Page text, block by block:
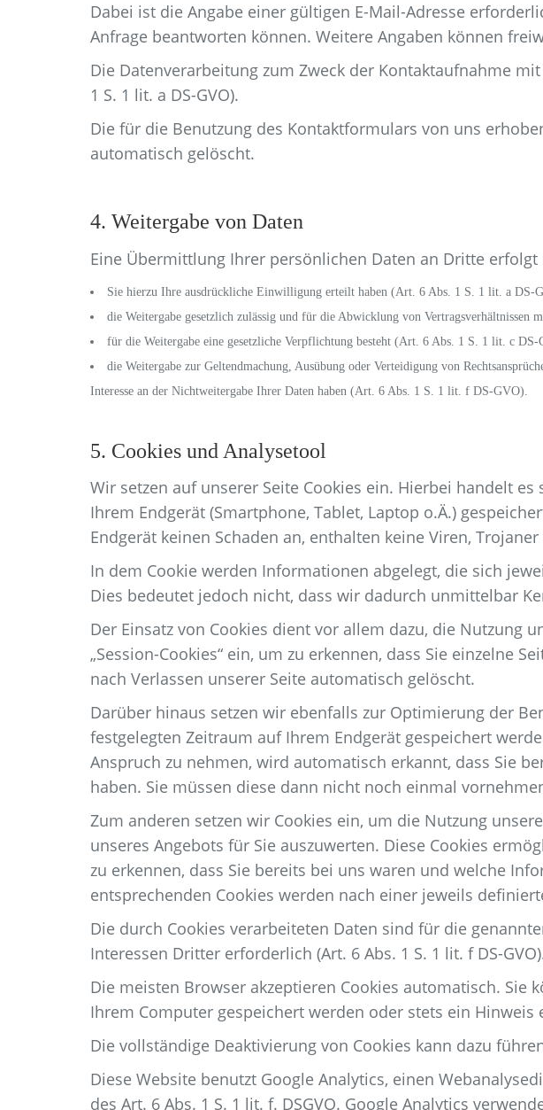
Dabei ist die Angabe einer gültigen E-Mail-Adresse
Anfrage beantworten können. Weitere Angaben können
Die Datenverarbeitung zum Zweck der Kontaktaufnahme
1 S. 1 lit. a DS-GVO).
Die für die Benutzung des Kontaktformulars von uns
automatisch gelöscht.
4. Weitergabe von Daten
Eine Übermittlung Ihrer persönlichen Daten an Dritte erfolgt
Sie hierzu Ihre ausdrückliche Einwilligung erteilt haben (Art. 6 Abs. 1 S. 1 lit. a DS-
die Weitergabe gesetzlich zulässig und für die Abwicklung von
für die Weitergabe eine gesetzliche Verpflichtung besteht (Art. 6 Abs. 1 S. 1 lit. c DS-
die Weitergabe zur Geltendmachung, Ausübung oder Verteidigung von
Interesse an der Nichtweitergabe Ihrer Daten haben (Art. 6 Abs. 1 S. 1 lit. f DS-GVO).
5. Cookies und Analysetool
Wir setzen auf unserer Seite Cookies ein. Hierbei handelt
Ihrem Endgerät (Smartphone, Tablet, Laptop o.Ä.)
Endgerät keinen Schaden an, enthalten keine Viren,
In dem Cookie werden Informationen abgelegt, die sich
Dies bedeutet jedoch nicht, dass wir dadurch unmittelbar
Der Einsatz von Cookies dient vor allem dazu, die Nutzung
„Session-Cookies“ ein, um zu erkennen, dass Sie einzelne
nach Verlassen unserer Seite automatisch gelöscht.
Darüber hinaus setzen wir ebenfalls zur Optimierung der
festgelegten Zeitraum auf Ihrem Endgerät gespeichert
Anspruch zu nehmen, wird automatisch erkannt, dass Sie
haben. Sie müssen diese dann nicht noch einmal
Zum anderen setzen wir Cookies ein, um die Nutzung
unseres Angebots für Sie auszuwerten. Diese Cookies
zu erkennen, dass Sie bereits bei uns waren und welche
entsprechenden Cookies werden nach einer jeweils
Die durch Cookies verarbeiteten Daten sind für die
Interessen Dritter erforderlich (Art. 6 Abs. 1 S. 1 lit. f DS-
Die meisten Browser akzeptieren Cookies automatisch. Sie
Ihrem Computer gespeichert werden oder stets ein
Die vollständige Deaktivierung von Cookies kann dazu
Diese Website benutzt Google Analytics, einen
des Art. 6 Abs. 1 S. 1 lit. f. DSGVO. Google Analytics